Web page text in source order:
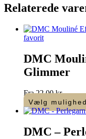
Relaterede
favorit
DMC
Glimmer
Fra22,00kr.
Vælg
Dette
har
flere
DMC –